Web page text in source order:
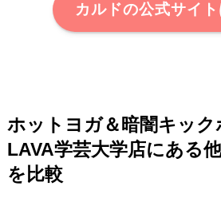
カルドの公式サイ
ホットヨガ＆暗闇キッ
LAVA学芸大学店にある
を比較